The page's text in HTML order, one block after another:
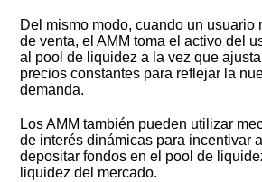
Del mismo modo, cuando un usuario
de venta, el AMM toma el activo del
al pool de liquidez a la vez que
precios constantes para reflejar la
demanda.
Los AMM también pueden utilizar
de interés dinámicas para incentivar
depositar fondos en el pool de
liquidez del mercado.